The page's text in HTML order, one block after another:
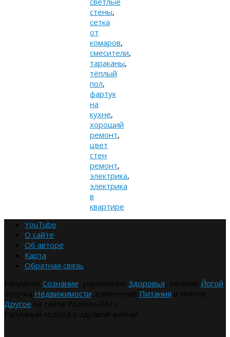
стены,
сетка
от
комаров,
смесители,
тараканы,
тёплый
пол,
фартук
на
кухне,
хороший
ремонт,
цвет
стен
ремонт,
электрика,
электрика
в
квартире
YouTube
О сайте
Об авторе
Карта
Обратная связь
Сознание Здоровья
Йогой
Недвижимости Питания
Другое